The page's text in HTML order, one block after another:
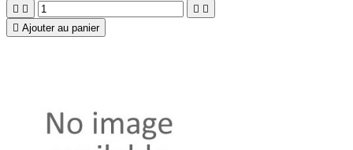
   
 Ajouter au panier